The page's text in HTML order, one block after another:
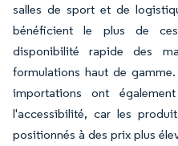
salles de sport et de
bénéficient le plus de
disponibilité rapide des
formulations haut de
importations ont
l'accessibilité, car les
positionnés à des prix plus